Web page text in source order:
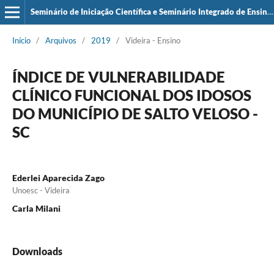
Seminário de Iniciação Científica e Seminário Integrado de Ensino, Pesquisa e Extensão (SIEPE)
Início / Arquivos / 2019 / Videira - Ensino
ÍNDICE DE VULNERABILIDADE
CLÍNICO FUNCIONAL DOS IDOSOS
DO MUNICÍPIO DE SALTO VELOSO -
SC
Ederlei Aparecida Zago
Unoesc - Videira
Carla Milani
Downloads